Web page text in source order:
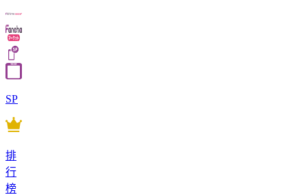
SP
排
行
榜